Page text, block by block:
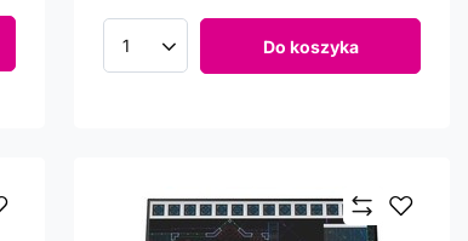
Ilość produktów Do koszyka